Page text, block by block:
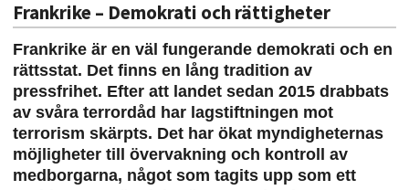
Frankrike – Demokrati och rättigheter
Frankrike är en väl fungerande demokrati och en
rättsstat. Det finns en lång tradition av
pressfrihet. Efter att landet sedan 2015 drabbats
av svåra terrordåd har lagstiftningen mot
terrorism skärpts. Det har ökat myndigheternas
möjligheter till övervakning och kontroll av
medborgarna, något som tagits upp som ett